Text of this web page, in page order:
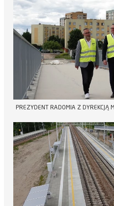
PREZYDENT RADOMIA Z DYREKCJĄ